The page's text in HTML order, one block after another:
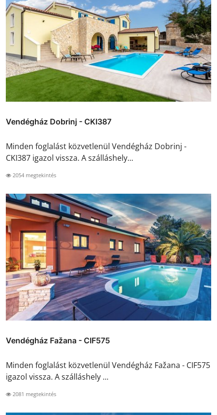
Vendégház Dobrinj - CKI387
Minden foglalást közvetlenül Vendégház Dobrinj -
CKI387 igazol vissza. A szálláshely...
2054 megtekintés
Vendégház Fažana - CIF575
Minden foglalást közvetlenül Vendégház Fažana - CIF575
igazol vissza. A szálláshely ...
2081 megtekintés